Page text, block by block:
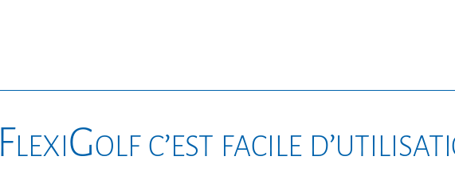
FlexiGolf c’est facile